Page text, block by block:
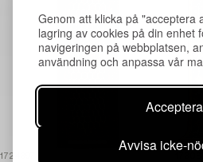
Genom att klicka på "acceptera
lagring av cookies på din enhet
navigeringen på webbplatsen,
användning och anpassa vår
Avvisa icke-
1724397